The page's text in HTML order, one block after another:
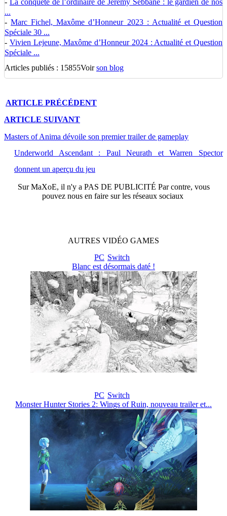
-
La conquête de l’ordinaire de Jérémy Sebbane : le gardien de nos
...
-Marc Fichel, Maxôme d’Honneur 2023 : Actualité et Question
Spéciale 30 ...
- Vivien Lejeune, Maxôme d’Honneur 2024 : Actualité et Question
Spéciale ...
Articles publiés : 15855Voirson blog
ARTICLE PRÉCÉDENT
ARTICLE SUIVANT
Masters of Anima dévoile son premier trailer de gameplay
Underworld Ascendant : Paul Neurath et Warren Spector
donnent un aperçu du jeu
SurMaXoE, il n'y a PAS DE PUBLICITÉ Par contre, vous
pouvez nous en faire sur les réseaux sociaux
AUTRES VIDÉO GAMES
PC Switch
Blanc est désormais daté !
PC Switch
Monster Hunter Stories 2: Wings of Ruin, nouveau trailer et...